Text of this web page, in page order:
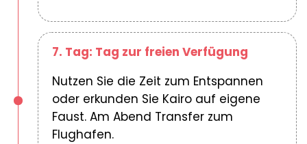
7. Tag: Tag zur freien Verfügung
Nutzen Sie die Zeit zum Entspannen
oder erkunden Sie Kairo auf eigene
Faust. Am Abend Transfer zum
Flughafen.